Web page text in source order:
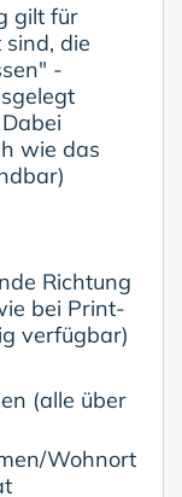
gilt für
die
-
Dabei
wie das
Richtung
bei Print-
verfügbar)
(alle über
Wohnort